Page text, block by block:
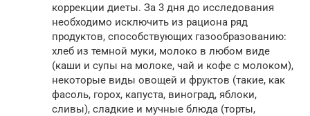
коррекции диеты. За 3 дня до исследования
необходимо исключить из рациона ряд
продуктов, способствующих газообразованию:
хлеб из темной муки, молоко в любом виде
(каши и супы на молоке, чай и кофе с молоком),
некоторые виды овощей и фруктов (такие, как
фасоль, горох, капуста, виноград, яблоки,
сливы), сладкие и мучные блюда (торты,